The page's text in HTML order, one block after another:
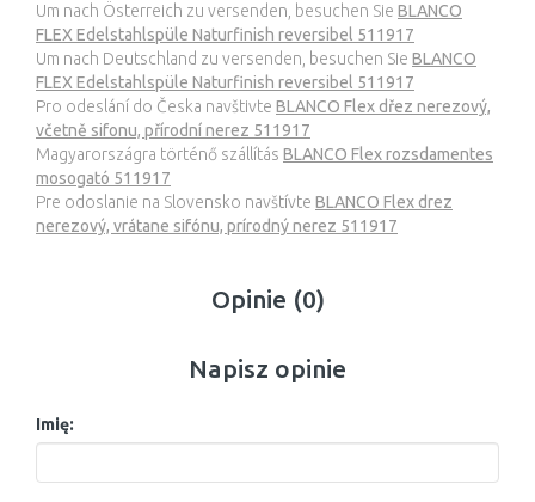
Um nach Österreich zu versenden, besuchen Sie BLANCO
FLEX Edelstahlspüle Naturfinish reversibel 511917
Um nach Deutschland zu versenden, besuchen Sie BLANCO
FLEX Edelstahlspüle Naturfinish reversibel 511917
Pro odeslání do Česka navštivte BLANCO Flex dřez nerezový,
včetně sifonu, přírodní nerez 511917
Magyarországra történő szállítás BLANCO Flex rozsdamentes
mosogató 511917
Pre odoslanie na Slovensko navštívte BLANCO Flex drez
nerezový, vrátane sifónu, prírodný nerez 511917
Opinie (0)
Napisz opinie
Imię: